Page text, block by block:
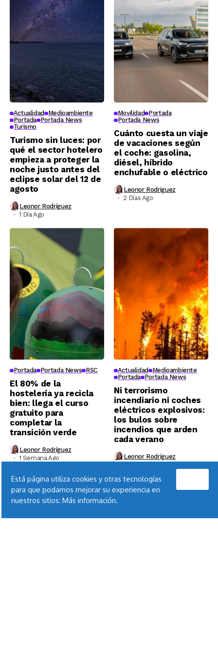
Actualidad
Medioambiente
Portada Portada News
Turismo
Turismo sin luces: por
qué el sector hotelero
empieza a proteger la
noche justo antes del
eclipse solar del 12 de
agosto
Leonor Rodríguez
1 Día Ago
Movilidad Portada
Portada News
Cuánto cuesta un viaje
de vacaciones según
el coche: gasolina,
diésel, híbrido
enchufable o eléctrico
Leonor Rodríguez
2 Días Ago
Portada Portada News RSC
El 80% de la
hostelería ya recicla
bien: llega el curso
gratuito para
completar la
transición verde
Leonor Rodríguez
1 Semana Ago
Actualidad
Medioambiente
Portada Portada News
Ni terrorismo
incendiario ni coches
eléctricos explosivos:
los bulos sobre
incendios que arden
cada verano
Leonor Rodríguez
Está página utiliza cookies y otras tecnologías
para que podamos mejorar su experiencia en
nuestros sitios: Más información.